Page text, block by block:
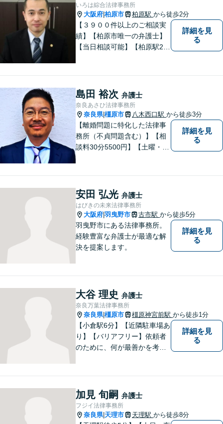
いろは綜合法律事務所
大阪府 柏原市 柏原駅 から徒歩2分
【３９００件以上のご相談実
績】【柏原市唯一の弁護士】
【当日相談可能】【柏原駅2
詳細を見
る
島田 裕次 弁護士
奈良あさひ法律事務所
奈良県|橿原市 八木西口駅 から徒歩3分
【離婚問題に特化した法律事
務所（不貞問題含む）】【相
談料30分5500円】【土曜・夜
問題のみを扱う法律事務所で
す。離婚をお考えの方は一度
ご相談ください。
詳細を見
る
安田 弘光 弁護士
はびきの未来法律事務所
大阪府 羽曳野市 古市駅 から徒歩5分
羽曳野市にある法律事務所。
経験豊富な弁護士が最適な解
決を提案します。
詳細を見
る
大谷 理史 弁護士
奈良万葉法律事務所
奈良県|橿原市 橿原神宮前駅 から徒歩1分
【小倉駅6分】【近隣駐車場あ
り】【バリアフリー】依頼者
のために、何が最善かを考
決策を提案し続けます。 よろ
しくお願いします。
詳細を見
る
加見 旬嗣 弁護士
フジイ法律事務所
奈良県| 天理市 天理駅 から徒歩8分